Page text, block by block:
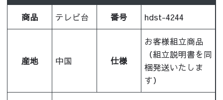
商品 テレビ台 番号 hdst-4244
産地 中国 仕様
お客様組立商品
（組立説明書を同
梱発送いたしま
す）